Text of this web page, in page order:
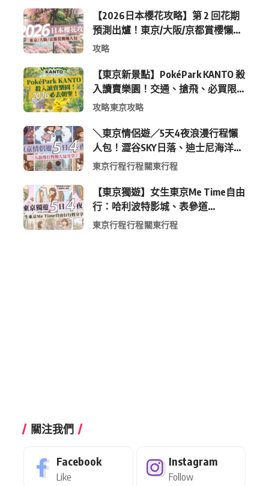
【2026日本櫻花攻略】第 2 回花期
預測出爐！東京/大阪/京都賞櫻懶人
包 (附最新時間表)
攻略
【東京新景點】PokéPark KANTO 殺
入讀賣樂園！交通、搶飛、必買限
定周邊全攻略
攻略東京攻略
＼東京情侶遊／5天4夜浪漫行程懶
人包！澀谷SKY日落、迪士尼海洋、
中目黑高質感咖啡廳全收錄
東京行程行程關東行程
【東京獨遊】女生東京Me Time自由
行：哈利波特影城、表參道
Shopping 與下北澤尋寶5日4夜慢活
東京行程行程關東行程
關注我們
Facebook
Like
Instagram
Follow